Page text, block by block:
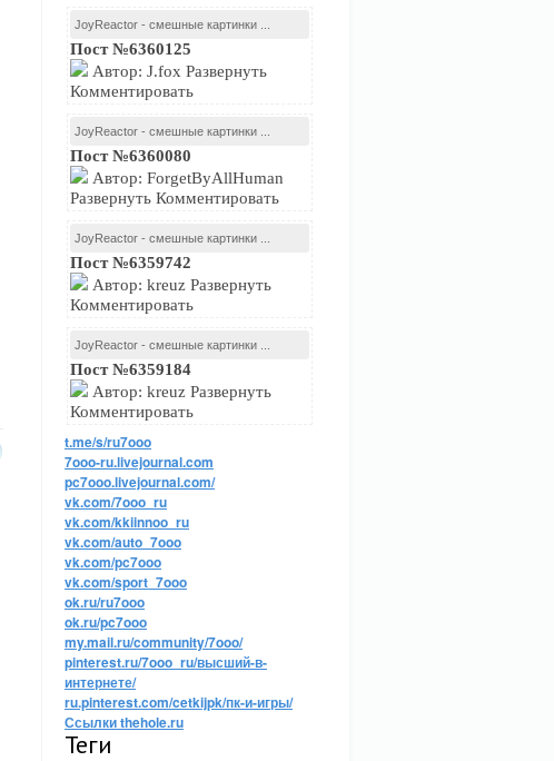
JoyReactor - смешные картинки ...
Пост №6360125
Автор: J.fox Развернуть
Комментировать
JoyReactor - смешные картинки ...
Пост №6360080
Автор: ForgetByAllHuman
Развернуть Комментировать
JoyReactor - смешные картинки ...
Пост №6359742
Автор: kreuz Развернуть
Комментировать
JoyReactor - смешные картинки ...
Пост №6359184
Автор: kreuz Развернуть
Комментировать
t.me/s/ru7ooo
7ooo-ru.livejournal.com
pc7ooo.livejournal.com/
vk.com/7ooo_ru
vk.com/kkiinnoo_ru
vk.com/auto_7ooo
vk.com/pc7ooo
vk.com/sport_7ooo
ok.ru/ru7ooo
ok.ru/pc7ooo
my.mail.ru/community/7ooo/
pinterest.ru/7ooo_ru/высший-в-
интернете/
ru.pinterest.com/cetkijpk/пк-и-игры/
Ссылки thehole.ru
Теги